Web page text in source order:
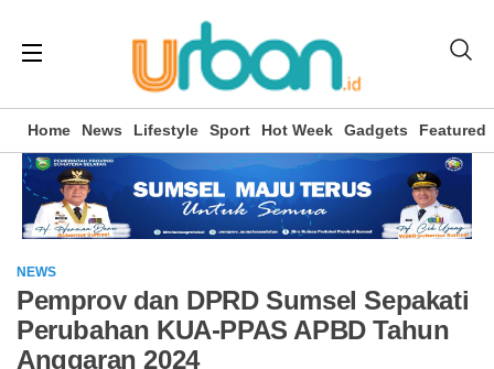
Home News Lifestyle Sport Hot Week Gadgets Featured
NEWS
Pemprov dan DPRD Sumsel Sepakati
Perubahan KUA-PPAS APBD Tahun
Anggaran 2024